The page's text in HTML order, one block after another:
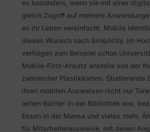
es besonders, wenn sie mit einer
gleich Zugriff auf mehrere
es ihr Leben vereinfacht. Mobile
diesen Wunsch nach Simplicity. Im
verfolgen zum Beispiel schon
Mobile-First-Ansatz anstelle von der
zahlreicher Plastikkarten. Studierende
ihren mobilen Ausweisen nicht nur
leihen Bücher in der Bibliothek aus,
Essen in der Mensa und vieles mehr.
für Mitarbeiterausweise, mit denen